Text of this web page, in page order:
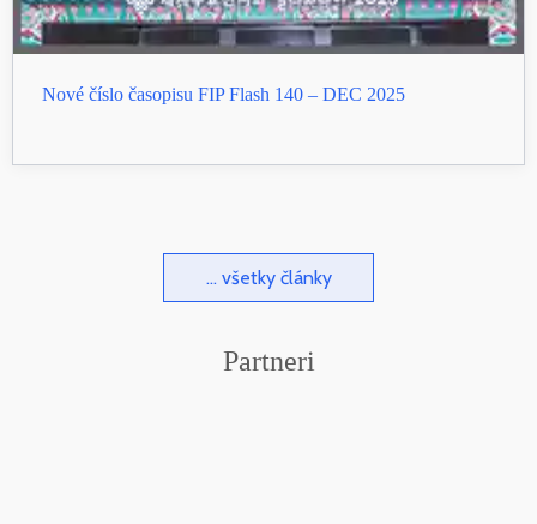
Nové číslo časopisu FIP Flash 140 – DEC 2025
... všetky články
Partneri